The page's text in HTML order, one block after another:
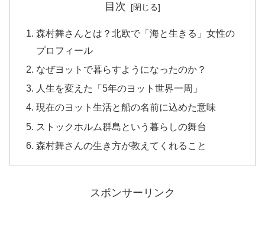
目次
森村舞さんとは？北欧で「海と生きる」女性の
プロフィール
なぜヨットで暮らすようになったのか？
人生を変えた「5年のヨット世界一周」
現在のヨット生活と船の名前に込めた意味
ストックホルム群島という暮らしの舞台
森村舞さんの生き方が教えてくれること
スポンサーリンク